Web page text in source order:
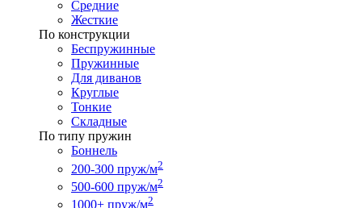
Средние
Жесткие
По конструкции
Беспружинные
Пружинные
Для диванов
Круглые
Тонкие
Складные
По типу пружин
Боннель
200-300 пруж/м2
500-600 пруж/м2
1000+ пруж/м2